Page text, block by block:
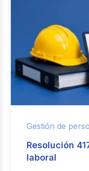
Gestión de
Resolución
laboral